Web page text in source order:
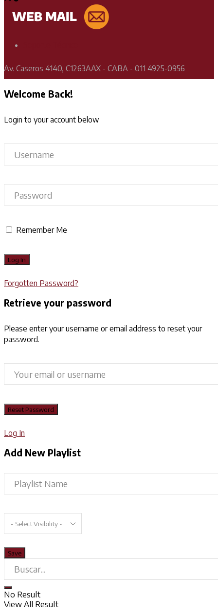
Av. Caseros 4140, C1263AAX - CABA - 011 4925-0956
Welcome Back!
Login to your account below
Remember Me
Forgotten Password?
Retrieve your password
Please enter your username or email address to reset your
password.
Log In
Add New Playlist
No Result
View All Result